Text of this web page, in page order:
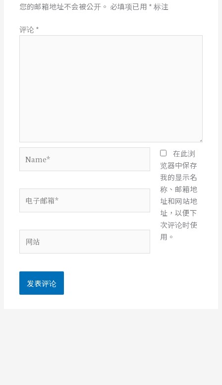
您的邮箱地址不会被公开。 必填项已用 *标注
评论 *
子
箱
站
在此浏
览器中保存
我的显示名
称、邮箱地
址和网站地
址，以便下
次评论时使
用。